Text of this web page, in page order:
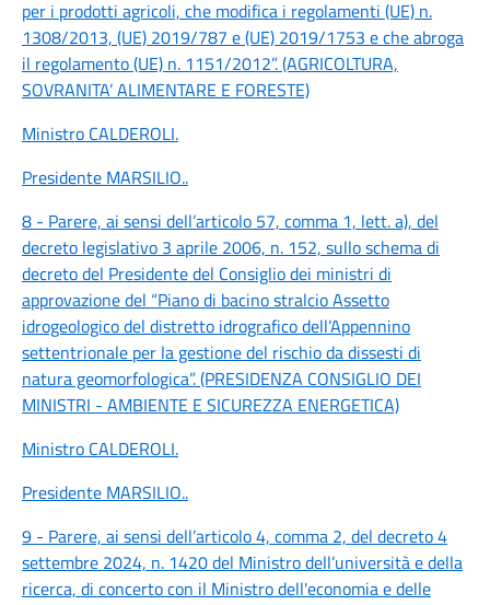
per i prodotti agricoli, che modifica i regolamenti (UE) n.
1308/2013, (UE) 2019/787 e (UE) 2019/1753 e che abroga
il regolamento (UE) n. 1151/2012”. (AGRICOLTURA,
SOVRANITA’ ALIMENTARE E FORESTE)
Ministro CALDEROLI.
Presidente MARSILIO..
8 - Parere, ai sensi dell’articolo 57, comma 1, lett. a), del
decreto legislativo 3 aprile 2006, n. 152, sullo schema di
decreto del Presidente del Consiglio dei ministri di
approvazione del “Piano di bacino stralcio Assetto
idrogeologico del distretto idrografico dell’Appennino
settentrionale per la gestione del rischio da dissesti di
natura geomorfologica”. (PRESIDENZA CONSIGLIO DEI
MINISTRI - AMBIENTE E SICUREZZA ENERGETICA)
Ministro CALDEROLI.
Presidente MARSILIO..
9 - Parere, ai sensi dell’articolo 4, comma 2, del decreto 4
settembre 2024, n. 1420 del Ministro dell’università e della
ricerca, di concerto con il Ministro dell'economia e delle